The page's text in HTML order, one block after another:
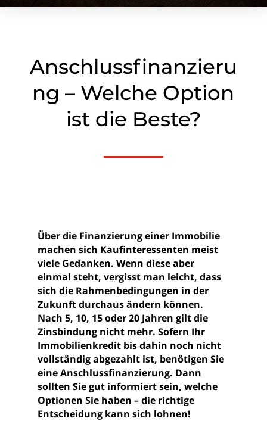
Anschlussfinanzieru
ng – Welche Option
ist die Beste?
Über die Finanzierung einer Immobilie
machen sich Kaufinteressenten meist
viele Gedanken. Wenn diese aber
einmal steht, vergisst man leicht, dass
sich die Rahmenbedingungen in der
Zukunft durchaus ändern können.
Nach 5, 10, 15 oder 20 Jahren gilt die
Zinsbindung nicht mehr. Sofern Ihr
Immobilienkredit bis dahin noch nicht
vollständig abgezahlt ist, benötigen Sie
eine Anschlussfinanzierung. Dann
sollten Sie gut informiert sein, welche
Optionen Sie haben – die richtige
Entscheidung kann sich lohnen!